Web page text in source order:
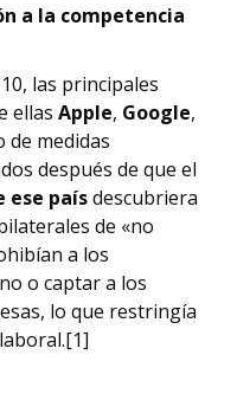
a la competencia
las principales
ellasApple, Google,
medidas
después de que el
ese paísdescubriera
de «no
a los
o captar a los
lo que restringía